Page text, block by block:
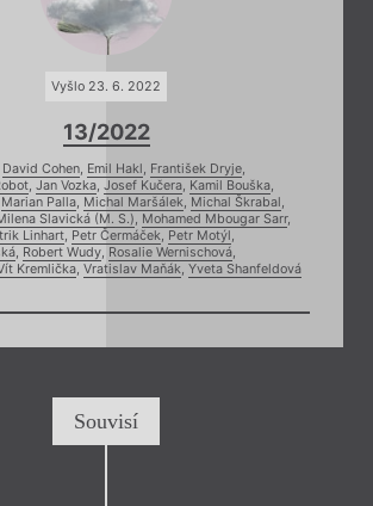
Vyšlo 23. 6. 2022
13/2022
David Cohen, Emil Hakl , František Dryje,
, Jan Vozka, Josef Kučera, Kamil Bouška,
Marian Palla, Michal Maršálek, Michal Škrabal ,
Slavická (M. S.), Mohamed Mbougar Sarr,
Linhart, Petr Čermáček, Petr Motýl ,
, Robert Wudy, Rosalie Wernischová,
Kremlička, Vratislav Maňák, Yveta Shanfeldová
Souvisí